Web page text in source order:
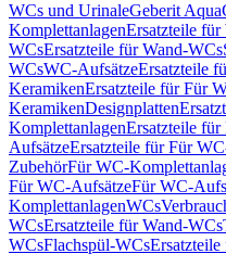
WCs und UrinaleGeberit
KomplettanlagenErsatzteile
WCsErsatzteile für Wand-WCs
WCsWC-AufsätzeErsatzteile
KeramikenErsatzteile für Für
KeramikenDesignplatten
KomplettanlagenErsatzteile
AufsätzeErsatzteile für Für
ZubehörFür WC-
Für WC-AufsätzeFür WC-
KomplettanlagenWCs
WCsErsatzteile für Wand-WCs
WCsFlachspül-WCs